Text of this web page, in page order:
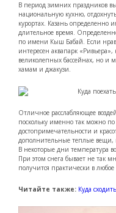
В период зимних праздников
национальную кухню,
курортах. Казань определенно
длительное время.
по имени Кыш Бабай. Если
интересен аквапарк
великолепных бассейнах, но и
хамам и джакузи.
Отличное расслабляющее
поскольку именно так можно
достопримечательности и
дополнительные теплые вещи,
В некоторые дни температура
При этом снега бывает не так
получится практически в любое
Читайте также: Куда